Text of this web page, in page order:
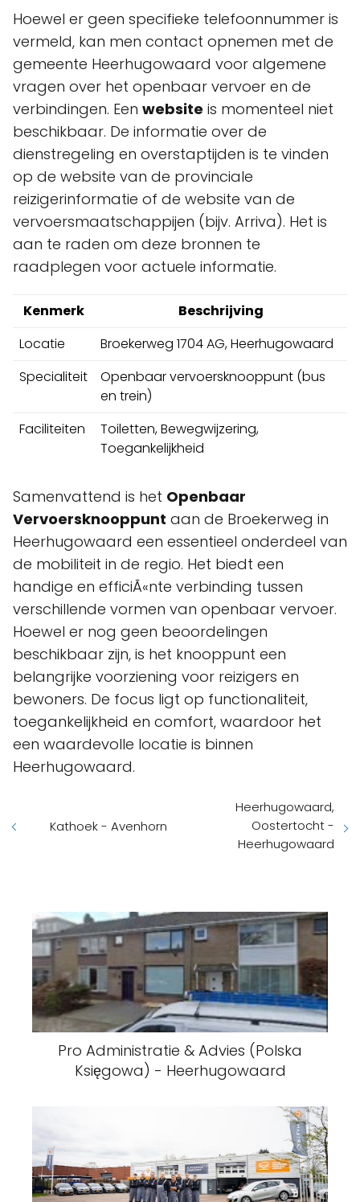
Hoewel er geen specifieke telefoonnummer is
vermeld, kan men contact opnemen met de
gemeente Heerhugowaard voor algemene
vragen over het openbaar vervoer en de
verbindingen. Een website is momenteel niet
beschikbaar. De informatie over de
dienstregeling en overstaptijden is te vinden
op de website van de provinciale
reizigerinformatie of de website van de
vervoersmaatschappijen (bijv. Arriva). Het is
aan te raden om deze bronnen te
raadplegen voor actuele informatie.
Kenmerk
Beschrijving
Locatie
Broekerweg 1704 AG, Heerhugowaard
Specialiteit
Openbaar vervoersknooppunt (bus
en trein)
Faciliteiten
Toiletten, Bewegwijzering,
Toegankelijkheid
Samenvattend is het Openbaar
Vervoersknooppunt aan de Broekerweg in
Heerhugowaard een essentieel onderdeel van
de mobiliteit in de regio. Het biedt een
handige en efficiÃ«nte verbinding tussen
verschillende vormen van openbaar vervoer.
Hoewel er nog geen beoordelingen
beschikbaar zijn, is het knooppunt een
belangrijke voorziening voor reizigers en
bewoners. De focus ligt op functionaliteit,
toegankelijkheid en comfort, waardoor het
een waardevolle locatie is binnen
Heerhugowaard.
Kathoek - Avenhorn
Heerhugowaard,
Oostertocht -
Heerhugowaard
Pro Administratie & Advies (Polska
Księgowa) - Heerhugowaard